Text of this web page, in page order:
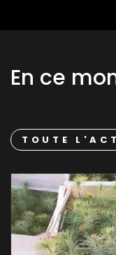
En ce
TOUTE